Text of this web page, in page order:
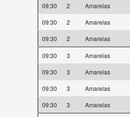
09:30 2 Amarelas
09:30
2 Amarelas
09:30
2 Amarelas
09:30 3 Amarelas
09:30
3 Amarelas
09:30
3 Amarelas
09:30
3 Amarelas